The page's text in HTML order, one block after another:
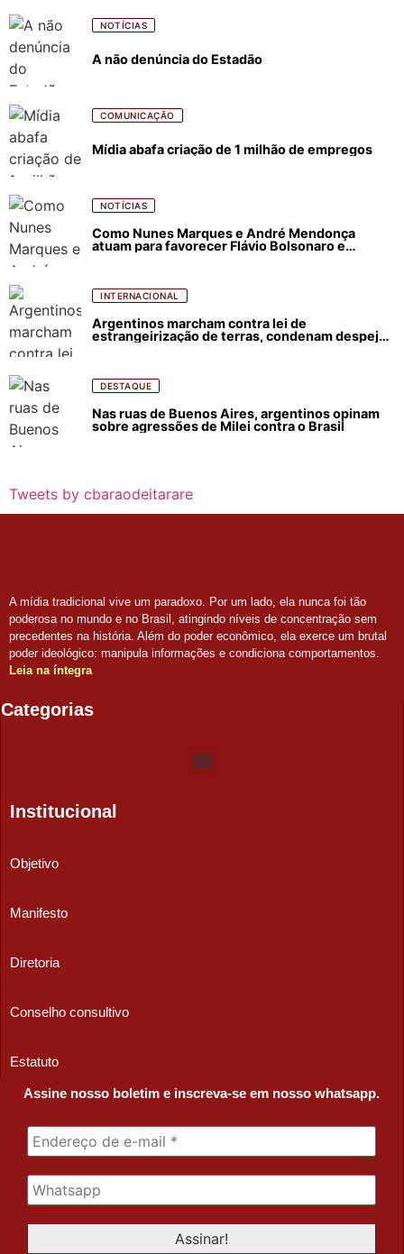
NOTÍCIAS
A não denúncia do Estadão
COMUNICAÇÃO
Mídia abafa criação de 1 milhão de empregos
NOTÍCIAS
Como Nunes Marques e André Mendonça
atuam para favorecer Flávio Bolsonaro e
INTERNACIONAL
Argentinos marcham contra lei de
estrangeirização de terras, condenam despejos
DESTAQUE
Nas ruas de Buenos Aires, argentinos opinam
sobre agressões de Milei contra o Brasil
Tweets by cbaraodeitarare
A mídia tradicional vive um paradoxo. Por um lado, ela nunca foi tão
poderosa no mundo e no Brasil, atingindo níveis de concentração sem
precedentes na história. Além do poder econômico, ela exerce um brutal
poder ideológico: manipula informações e condiciona comportamentos.
Leia na íntegra
Categorias
Institucional
Objetivo
Manifesto
Diretoria
Conselho consultivo
Estatuto
Assine nosso boletim e inscreva-se em nosso whatsapp.